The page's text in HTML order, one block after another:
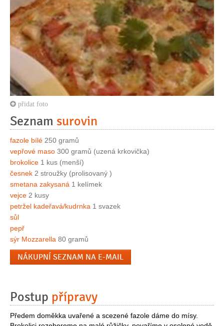
přidat foto
Seznam surovin
fazole bílé 250 gramů
vepřové maso 300 gramů (uzená krkovička)
brokolice 1 kus (menší)
česnek 2 stroužky (prolisovaný )
smetana zakysaná 1 kelímek
vejce 2 kusy
petržel kadeřavá/kudrnka 1 svazek
sůl
pepř
sýr Mozzarella 80 gramů
NÁKUPNÍ SEZNAM NA E-MAIL
Postup přípravy
Předem doměkka uvařené a scezené fazole dáme do mísy.